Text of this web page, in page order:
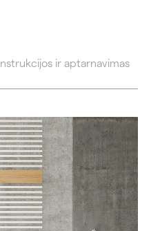
Instrukcijos ir aptarnavimas